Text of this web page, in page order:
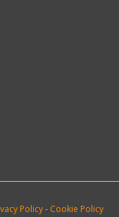
Policy- Cookie Policy